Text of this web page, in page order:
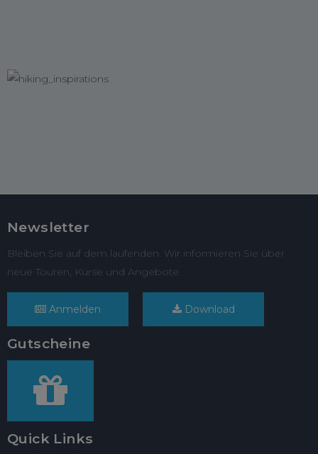
Newsletter
Bleiben Sie auf dem laufenden. Wir informieren Sie über
neue Touren, Kurse und Angebote.
Anmelden Download
Gutscheine
Quick Links